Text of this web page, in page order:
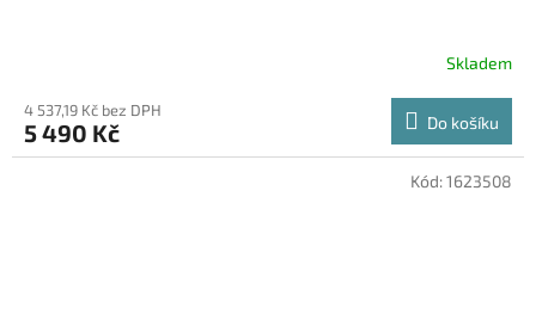
produktu
je
5,0
Skladem
4 537,19 Kč bez DPH
5 490 Kč Do košíku
Kód:1623508